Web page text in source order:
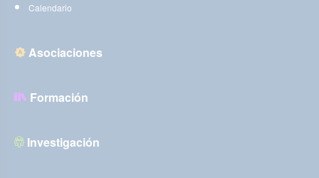
Calendario
Asociaciones
Formación
Investigación